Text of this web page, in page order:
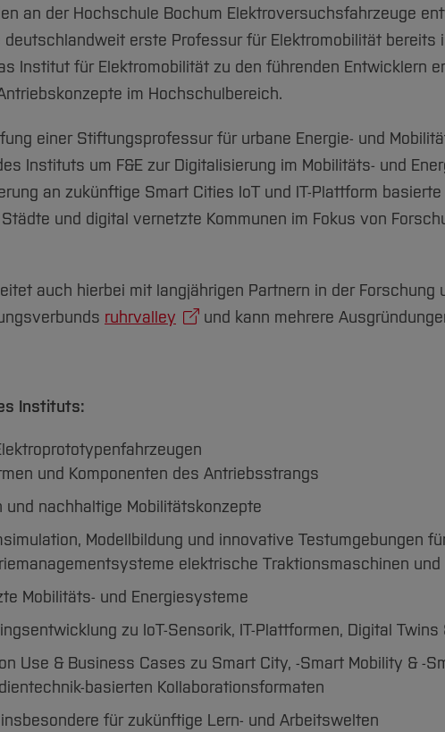
an der Hochschule Bochum Elektroversuchsfahrzeuge
deutschlandweit erste Professur für Elektromobilität bereits
Institut für Elektromobilität zu den führenden Entwicklern
im Hochschulbereich.
einer Stiftungsprofessur für urbane Energie- und
Instituts um F&E zur Digitalisierung im Mobilitäts- und
an zukünftige Smart Cities IoT und IT-Plattform basierte
und digital vernetzte Kommunen im Fokus von
auch hierbei mit langjährigen Partnern in der Forschung
ruhrvalley und kann mehrere
Instituts:
und Komponenten des Antriebsstrangs
nachhaltige Mobilitätskonzepte
Modellbildung und innovative Testumgebungen
elektrische Traktionsmaschinen
Mobilitäts- und Energiesysteme
zu IoT-Sensorik, IT-Plattformen, Digital Twins
Use & Business Cases zu Smart City, -Smart Mobility & -
basierten Kollaborationsformaten
für zukünftige Lern- und Arbeitswelten